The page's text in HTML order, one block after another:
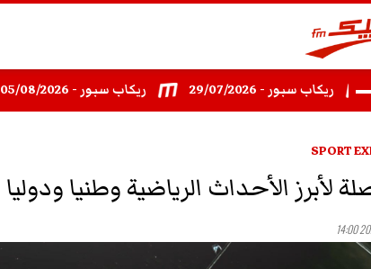
ريكاب سبور - 05/08/2026 ريكاب سبور - 29/07/2026
SPORT
لأبرز الأحداث الرياضية وطنيا ودوليا